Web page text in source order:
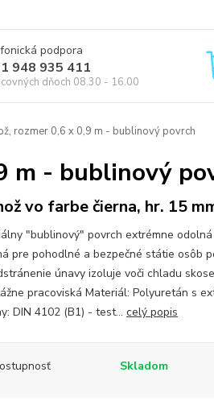
podpora
948 935 411
dňoch 08.30 - 16.00
rozmer 0,6 x 0,9 m - bublinový povrch
m - bublinový
vo farbe čierna, hr. 15
"bublinový" povrch extrémne
pre pohodlné a bezpečné státie osôb
únavy izoluje voči chladu
pracoviská Materiál: Polyuretán s
DIN 4102 (B1) - test... celý popis
Skladom